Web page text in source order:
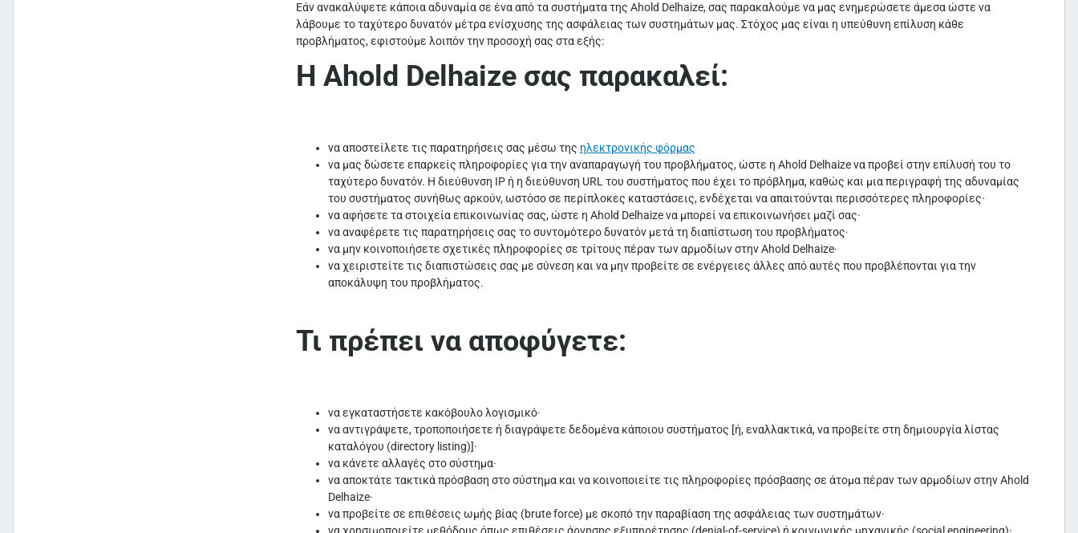
Εάν ανακαλύψετε κάποια αδυναμία σε ένα από τα συστήματα της Ahold Delhaize, σας παρακαλούμε να μας ενημερώσετε άμεσα ώστε να
λάβουμε το ταχύτερο δυνατόν μέτρα ενίσχυσης της ασφάλειας των συστημάτων μας. Στόχος μας είναι η υπεύθυνη επίλυση κάθε
προβλήματος, εφιστούμε λοιπόν την προσοχή σας στα εξής:
Η Ahold Delhaize σας παρακαλεί:
να αποστείλετε τις παρατηρήσεις σας μέσω της ηλεκτρονικής φόρμας
να μας δώσετε επαρκείς πληροφορίες για την αναπαραγωγή του προβλήματος, ώστε η Ahold Delhaize να προβεί στην επίλυσή του το
ταχύτερο δυνατόν. Η διεύθυνση IP ή η διεύθυνση URL του συστήματος που έχει το πρόβλημα, καθώς και μια περιγραφή της αδυναμίας
του συστήματος συνήθως αρκούν, ωστόσο σε περίπλοκες καταστάσεις, ενδέχεται να απαιτούνται περισσότερες πληροφορίες·
να αφήσετε τα στοιχεία επικοινωνίας σας, ώστε η Ahold Delhaize να μπορεί να επικοινωνήσει μαζί σας·
να αναφέρετε τις παρατηρήσεις σας το συντομότερο δυνατόν μετά τη διαπίστωση του προβλήματος·
να μην κοινοποιήσετε σχετικές πληροφορίες σε τρίτους πέραν των αρμοδίων στην Ahold Delhaize·
να χειριστείτε τις διαπιστώσεις σας με σύνεση και να μην προβείτε σε ενέργειες άλλες από αυτές που προβλέπονται για την
αποκάλυψη του προβλήματος.
Τι πρέπει να αποφύγετε:
να εγκαταστήσετε κακόβουλο λογισμικό·
να αντιγράψετε, τροποποιήσετε ή διαγράψετε δεδομένα κάποιου συστήματος [ή, εναλλακτικά, να προβείτε στη δημιουργία λίστας
καταλόγου (directory listing)]·
να κάνετε αλλαγές στο σύστημα·
να αποκτάτε τακτικά πρόσβαση στο σύστημα και να κοινοποιείτε τις πληροφορίες πρόσβασης σε άτομα πέραν των αρμοδίων στην Ahold
Delhaize·
να προβείτε σε επιθέσεις ωμής βίας (brute force) με σκοπό την παραβίαση της ασφάλειας των συστημάτων·